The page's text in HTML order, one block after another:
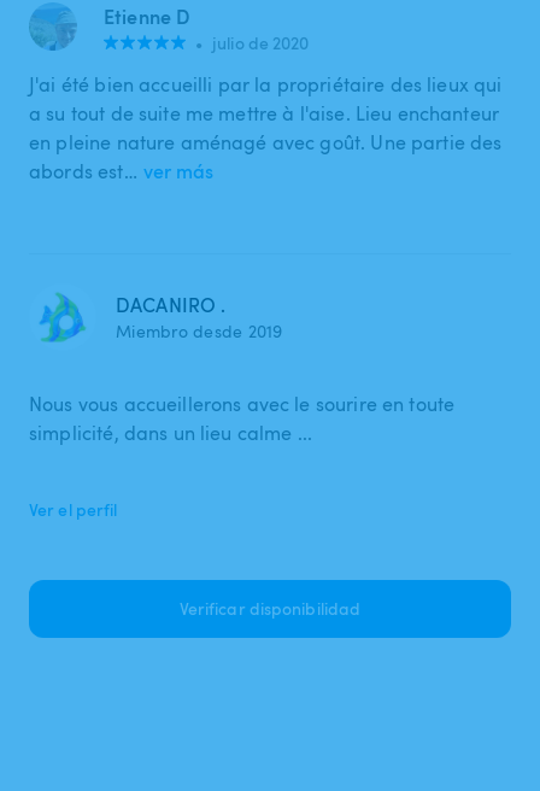
Etienne D
• julio de 2020
J'ai été bien accueilli par la propriétaire des lieux qui
a su tout de suite me mettre à l'aise. Lieu enchanteur
en pleine nature aménagé avec goût. Une partie des
abords est… ver más
DACANIRO .
Miembro desde 2019
Nous vous accueillerons avec le sourire en toute
simplicité, dans un lieu calme ...
Ver el perfil
Verificar disponibilidad